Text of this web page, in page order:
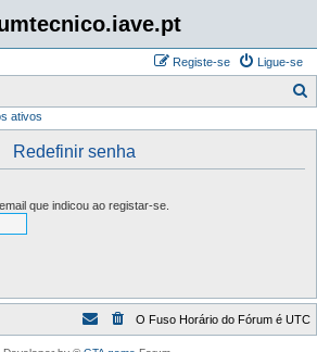
Ligue-se
Registe-se
r
ativos
Redefinir senha
que indicou ao registar-se.
O Fuso Horário do Fórum é UTC